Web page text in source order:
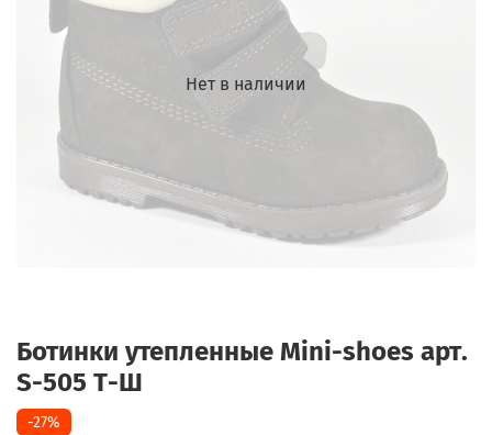
Нет в наличии
Ботинки утепленные Mini-shoes арт.
S-505 Т-Ш
-27%